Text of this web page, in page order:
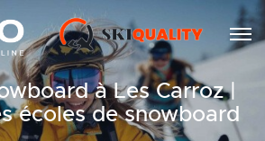
à Les Carroz |
écoles de snowboard